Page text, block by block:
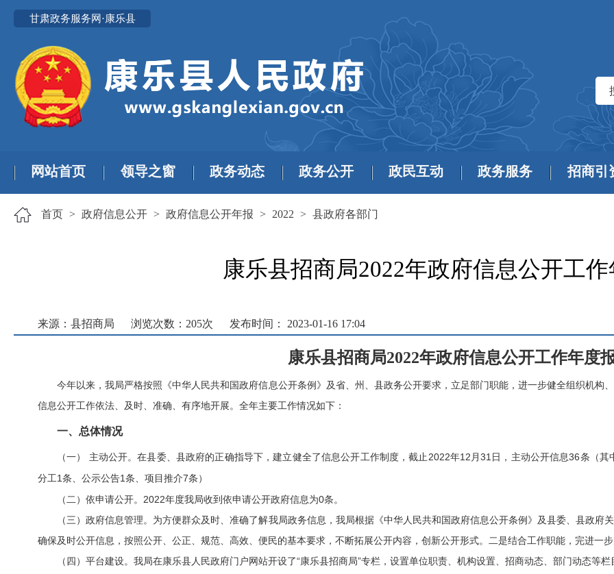
甘肃政务服务网·康乐县
网站首页 领导之窗 政务动态 政务公开 政民互动 政务服务 招商引
首页 > 政府信息公开 > 政府信息公开年报 > 2022 > 县政府各部门
康乐县招商局2022年政府信息公开工
来源：县招商局 浏览次数： 205次 发布时间： 2023-01-16 17:04
康乐县招商局2022年政府信息公开工作年度
今年以来，我局严格按照《中华人民共和国政府信息公开条例》及省、州、县政务公开要求，立足部门职能，进一步健全组织机构
信息公开工作依法、及时、准确、有序地开展。全年主要工作情况如下：
一、总体情况
（一） 主动公开。在县委、县政府的正确指导下，建立健全了信息公开工作制度，截止 2022年12月31日，主动公开信息36条（其
分工1条、公示公告1条、项目推介7条 ）
（二）依申请公开。 2022年度我局收到依申请公开政府信息为0条。
（三）政府信息管理。为方便群众及时、准确了解我局政务信息，我局根据《中华人民共和国政府信息公开条例》及县委、县政
确保及时公开信息，按照公开、公正、规范、高效、便民的基本要求，不断拓展公开内容，创新公开形式。二是结合工作职能，完进一
（四）平台建设。我局在康乐县人民政府门户网站开设了“康乐县招商局”专栏，设置单位职责、机构设置、招商动态、部门动态等